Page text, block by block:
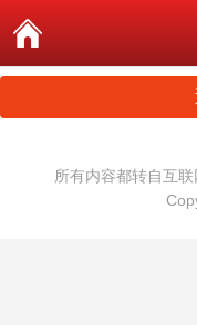
所有内容都转自互